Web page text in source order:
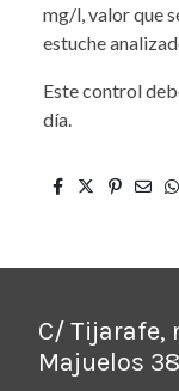
mg/l, valor que
estuche
Este control
día.
C/ Tijarafe,
Majuelos